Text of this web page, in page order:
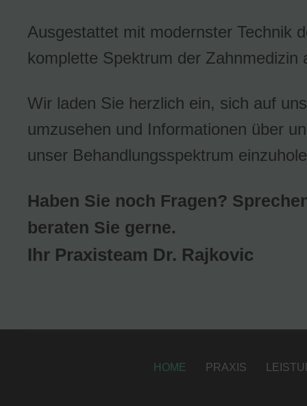
Ausgestattet mit modernster Technik
komplette Spektrum der Zahnmedizin
Wir laden Sie herzlich ein, sich auf
umzusehen und Informationen über
unser Behandlungsspektrum
Haben Sie noch Fragen?
beraten Sie gerne.
Ihr Praxisteam Dr. Rajkovic
HOME PRAXIS